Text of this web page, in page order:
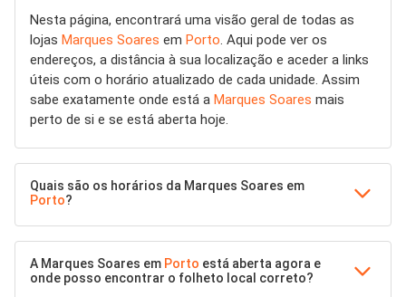
Nesta página, encontrará uma visão geral de todas as
lojas Marques Soares em Porto. Aqui pode ver os
endereços, a distância à sua localização e aceder a links
úteis com o horário atualizado de cada unidade. Assim
sabe exatamente onde está a Marques Soares mais
perto de si e se está aberta hoje.
Quais são os horários da Marques Soares em
Porto?
A Marques Soares em Porto está aberta agora e
onde posso encontrar o folheto local correto?